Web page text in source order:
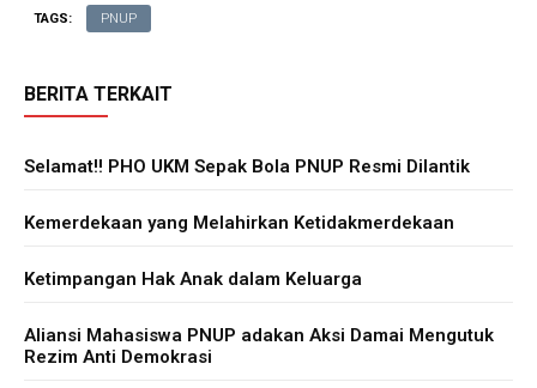
TAGS: PNUP
BERITA TERKAIT
Selamat!! PHO UKM Sepak Bola PNUP Resmi Dilantik
Kemerdekaan yang Melahirkan Ketidakmerdekaan
Ketimpangan Hak Anak dalam Keluarga
Aliansi Mahasiswa PNUP adakan Aksi Damai Mengutuk
Rezim Anti Demokrasi